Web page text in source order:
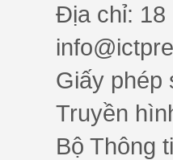
Địa chỉ: 18
Giấy phép
Truyền
Bộ Thông